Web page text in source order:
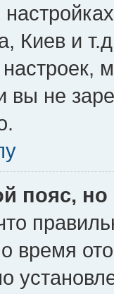
Киев и
вы не
пояс,
время